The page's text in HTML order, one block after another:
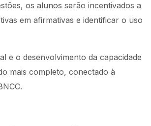
os alunos serão incentivados a
em afirmativas e identificar o uso
e o desenvolvimento da capacidade
mais completo, conectado à